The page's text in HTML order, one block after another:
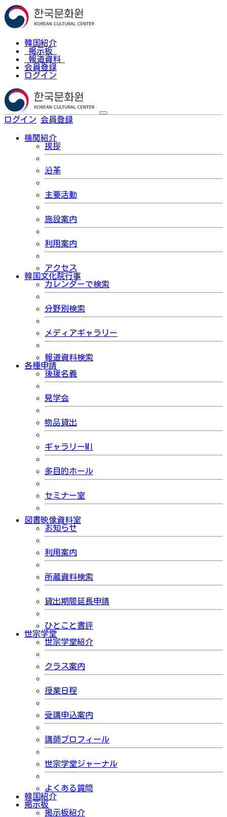
韓国紹介
掲示板
報道資料
会員登録
ログイン
ログイン 会員登録
機関紹介
挨拶
沿革
主要活動
施設案内
利用案内
アクセス
韓国文化院行事
カレンダーで検索
分野別検索
メディアギャラリー
報道資料検索
各種申請
後援名義
見学会
物品貸出
ギャラリーMI
多目的ホール
セミナー室
図書映像資料室
お知らせ
利用案内
所蔵資料検索
貸出期間延長申請
ひとこと書評
世宗学堂
世宗学堂紹介
クラス案内
授業日程
受講申込案内
講師プロフィール
世宗学堂ジャーナル
よくある質問
韓国紹介
掲示板
掲示板紹介